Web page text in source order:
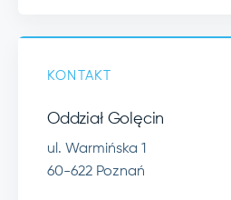
KONTAKT
Oddział Golęcin
ul. Warmińska 1
60-622 Poznań